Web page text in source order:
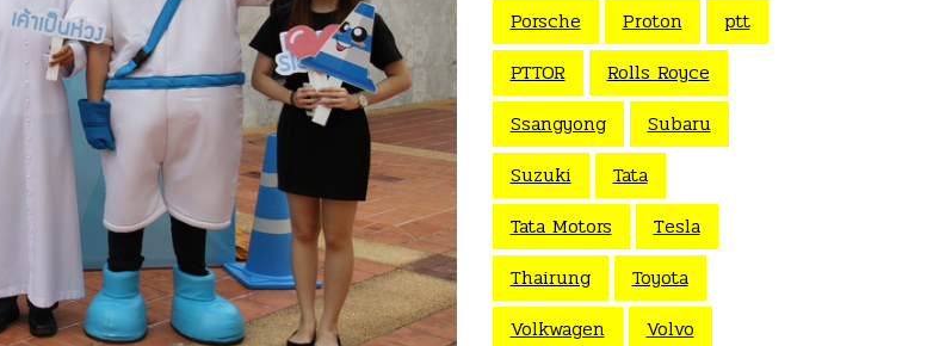
Porsche
Proton
ptt
PTTOR
Rolls Royce
Ssangyong
Subaru
Suzuki
Tata
Tata Motors
Tesla
Thairung
Toyota
Volkwagen
Volvo